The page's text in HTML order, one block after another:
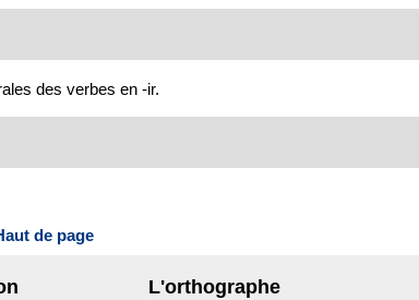
des verbes en -ir.
de page
L'orthographe